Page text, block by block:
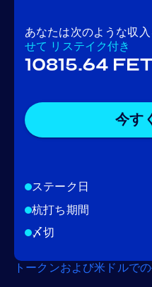
あなたは次のような収入
せて リステイク付き
10815.64
今す
ステーク日
杭打ち期間
〆切
トークンおよび米ドルで